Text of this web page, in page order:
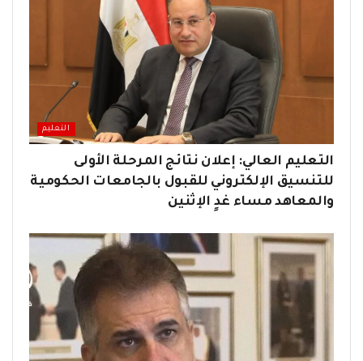
التعليم
التعليم العالي: إعلان نتائج المرحلة الأولى
للتنسيق الإلكتروني للقبول بالجامعات الحكومية
والمعاهد مساء غدٍ الإثنين